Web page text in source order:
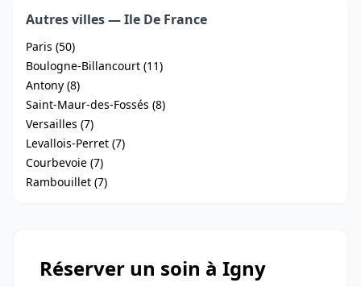
Autres villes — Ile De France
Paris (50)
Boulogne-Billancourt (11)
Antony (8)
Saint-Maur-des-Fossés (8)
Versailles (7)
Levallois-Perret (7)
Courbevoie (7)
Rambouillet (7)
Réserver un soin à Igny